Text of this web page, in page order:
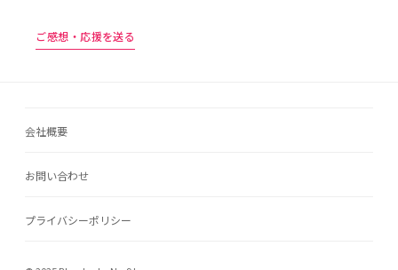
ご感想・応援を送る
会社概要
お問い合わせ
プライバシーポリシー